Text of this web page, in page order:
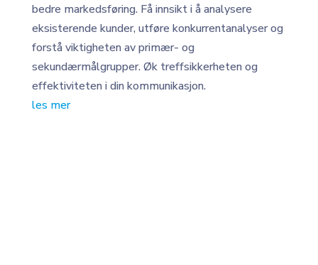
bedre markedsføring. Få innsikt i å analysere
eksisterende kunder, utføre konkurrentanalyser og
forstå viktigheten av primær- og
sekundærmålgrupper. Øk treffsikkerheten og
effektiviteten i din kommunikasjon.
les mer